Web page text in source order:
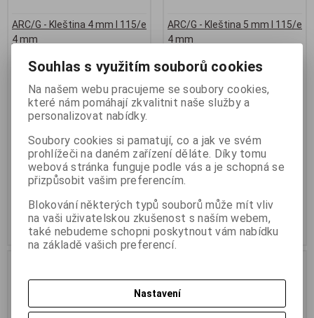
ARC/G - Kleština 4 mm l 115/e
4 mm
Katalogové číslo: 83-04-004
Kleština ARC/G pro přivařování v
ochranné atmosféře, průměr 4
mm, hloubka uložení 4 mm,
Příslušenství pro pistole:
PHM-12, PHM-112, GD 12, GD
380 Kč (bez DPH:)
Koupit
ARC/G - Kleština 5 mm l 115/e
4 mm
Katalogové číslo:83-04-005
Kleština ARC/G pro přivařování v
ochranné atmosféře, průměr 5
Příslušenství pro pistole:
PHM-12, PHM-112, GD 12, GD
15
380 Kč (bez DPH:)
Koupit
Souhlas s využitím souborů cookies
Na našem webu pracujeme se soubory cookies,
které nám pomáhají zkvalitnit naše služby a
personalizovat nabídky.
Soubory cookies si pamatují, co a jak ve svém
prohlížeči na daném zařízení děláte. Díky tomu
webová stránka funguje podle vás a je schopná se
přizpůsobit vašim preferencím.
Blokování některých typů souborů může mít vliv
na vaši uživatelskou zkušenost s naším webem,
také nebudeme schopni poskytnout vám nabídku
na základě vašich preferencí.
Nastavení